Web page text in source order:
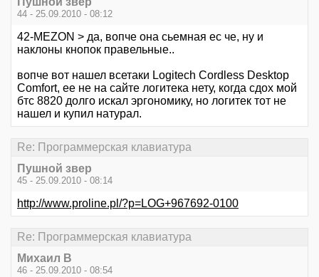
44 - 25.09.2010 - 08:12
42-MEZON > да, вопче она сьемная ес че, ну и
наклоны кнопок правельные..
вопче вот нашел всетаки Logitech Cordless Desktop
Comfort, ее не на сайте логитека нету, когда сдох мой
бтс 8820 долго искал эргономику, но логитек тот не
нашел и купил натурал.
Re: Программерская клавиатура
Пушной звер
45 - 25.09.2010 - 08:14
http://www.proline.pl/?p=LOG+967692-0100
Re: Программерская клавиатура
Михаил В
46 - 25.09.2010 - 08:54